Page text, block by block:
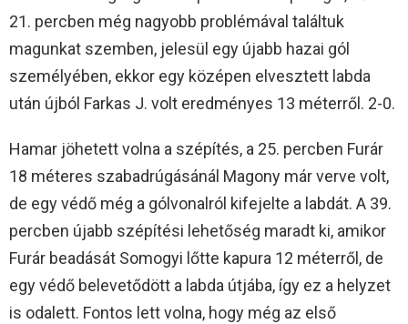
21. percben még nagyobb problémával találtuk
magunkat szemben, jelesül egy újabb hazai gól
személyében, ekkor egy középen elvesztett labda
után újból Farkas J. volt eredményes 13 méterről. 2-0.
Hamar jöhetett volna a szépítés, a 25. percben Furár
18 méteres szabadrúgásánál Magony már verve volt,
de egy védő még a gólvonalról kifejelte a labdát. A 39.
percben újabb szépítési lehetőség maradt ki, amikor
Furár beadását Somogyi lőtte kapura 12 méterről, de
egy védő belevetődött a labda útjába, így ez a helyzet
is odalett. Fontos lett volna, hogy még az első